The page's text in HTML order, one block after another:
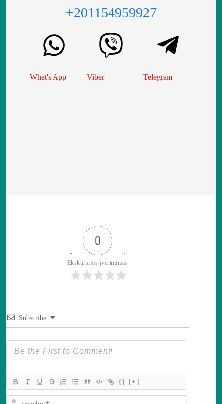
+201154959927
What's App Viber Telegram
0
Ekskursijos įvertinimas
Subscribe
{} [+]
v